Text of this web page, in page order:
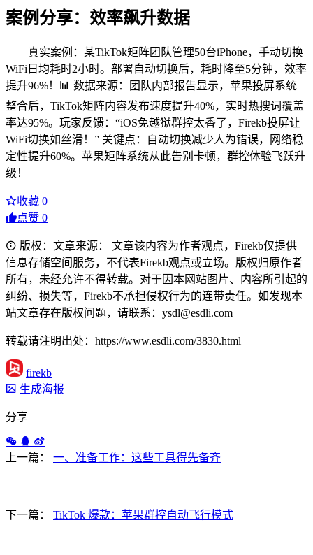
案例分享：效率飙升数据
真实案例：某TikTok矩阵团队管理50台iPhone，手动切换
WiFi日均耗时2小时。部署自动切换后，耗时降至5分钟，效率
提升96%！📊 数据来源：团队内部报告显示，苹果投屏系统
整合后，TikTok矩阵内容发布速度提升40%，实时热搜词覆盖
率达95%。玩家反馈：“iOS免越狱群控太香了，Firekb投屏让
WiFi切换如丝滑！” 关键点：自动切换减少人为错误，网络稳
定性提升60%。苹果矩阵系统从此告别卡顿，群控体验飞跃升
级！
收藏 0
点赞 0
版权：文章来源： 文章该内容为作者观点，Firekb仅提供
信息存储空间服务，不代表Firekb观点或立场。版权归原作者
所有，未经允许不得转载。对于因本网站图片、内容所引起的
纠纷、损失等，Firekb不承担侵权行为的连带责任。如发现本
站文章存在版权问题，请联系：ysdl@esdli.com
转载请注明出处：https://www.esdli.com/3830.html
firekb
生成海报
分享
上一篇： 一、准备工作：这些工具得先备齐
下一篇： TikTok 爆款：苹果群控自动飞行模式